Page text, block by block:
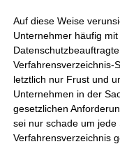
Auf diese Weise
Unternehmer häufig
Verfahrensverzeichnis-
letztlich nur Frust und
Unternehmen in der
gesetzlichen
sei nur schade um
Verfahrensverzeichnis